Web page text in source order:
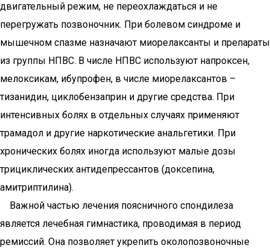
двигательный режим, не переохлаждаться и не
перегружать позвоночник. При болевом синдроме и
мышечном спазме назначают миорелаксанты и препараты
из группы НПВС. В числе НПВС используют напроксен,
мелоксикам, ибупрофен, в числе миорелаксантов –
тизанидин, циклобензаприн и другие средства. При
интенсивных болях в отдельных случаях применяют
трамадол и другие наркотические анальгетики. При
хронических болях иногда используют малые дозы
трициклических антидепрессантов (доксепина,
амитриптилина).
Важной частью лечения поясничного спондилеза
является лечебная гимнастика, проводимая в период
ремиссий. Она позволяет укрепить околопозвоночные